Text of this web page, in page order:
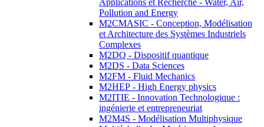
Applications et Recherche - Water, Air,
Pollution and Energy
M2CMASIC - Conception, Modélisation
et Architecture des Systèmes Industriels
Complexes
M2DQ - Dispositif quantique
M2DS - Data Sciences
M2FM - Fluid Mechanics
M2HEP - High Energy physics
M2ITIE - Innovation Technologique :
ingénierie et entrepreneuriat
M2M4S - Modélisation Multiphysique